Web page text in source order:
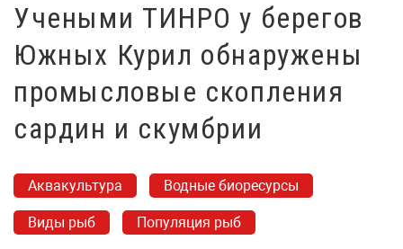
Учеными ТИНРО у берегов
Южных Курил обнаружены
промысловые скопления
сардин и скумбрии
Аквакультура Водные биоресурсы
Виды рыб Популяция рыб